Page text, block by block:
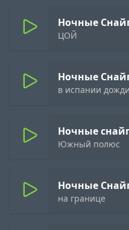
Ночные
ЦОЙ
Ночные
в испании дожди
Ночные
Южный полюс
Ночные
на границе